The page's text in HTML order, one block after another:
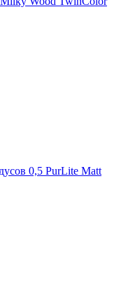
0,5 PurLite Matt